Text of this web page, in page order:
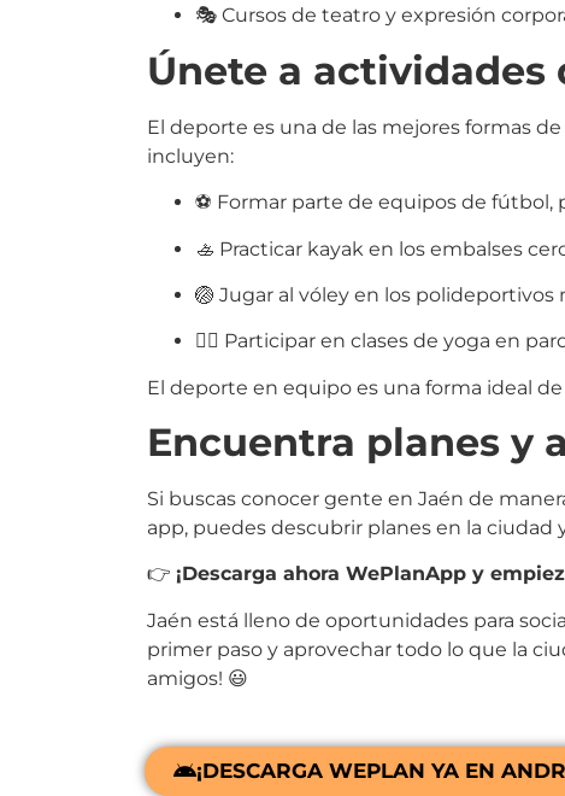
🎭 Cursos de teatro y expresión
Únete a
El deporte es una de las mejores formas
incluyen:
⚽ Formar parte de equipos de fútbol,
🚣 Practicar kayak en los embalses
🏐 Jugar al vóley en los polideportivos
🧘‍♀️ Participar en clases de yoga en
El deporte en equipo es una forma ideal
Encuentra planes y
Si buscas conocer gente en Jaén de
app, puedes descubrir planes en la ciudad
👉 ¡Descarga ahora WePlanApp y
Jaén está lleno de oportunidades para
primer paso y aprovechar todo lo que la
amigos! 😃
¡DESCARGA WEPLAN YA EN